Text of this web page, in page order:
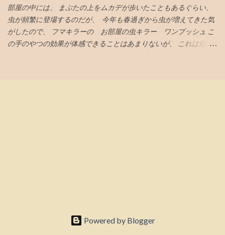
者！東大に入りやすい方は⁈ 開成校長「もう一度試験すれば半分入
れ替わる」はホントか⁈【「常勝組」鉄緑戦士で検証】 「...
に全売却しよう。 引けの３０分の前に１割。３０分の前半後半で
各４割。ひけなりで１割。 がいいと、AIがアドバイスしてくる。
その後、高値掴みした株価は低迷、 指数買い第一波VTIの6月19日
に気持ち持ち直し気味とも言えなくないが、 さらに下落してい
部屋の中には、 まぶたの上をムカデが歩いたこともあるぐらい、
虫が頻繁に登場するのだが、 今年も春過ぎから虫が増えてきた気
がしたので、 フマキラーの お部屋の虫キラー ワンプッシュ こ
の手のやつの効果が体感できることはあまりないが、 これは効い
Powered by Blogger